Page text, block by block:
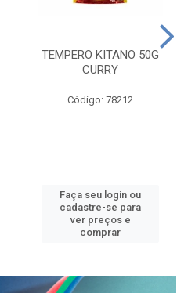
TEMPERO KITANO 50G
CURRY
Código: 78212
Faça seu login ou
cadastre-se para
ver preços e
comprar